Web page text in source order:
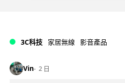
3C科技 家居無線 影音產品
Vin 2 日